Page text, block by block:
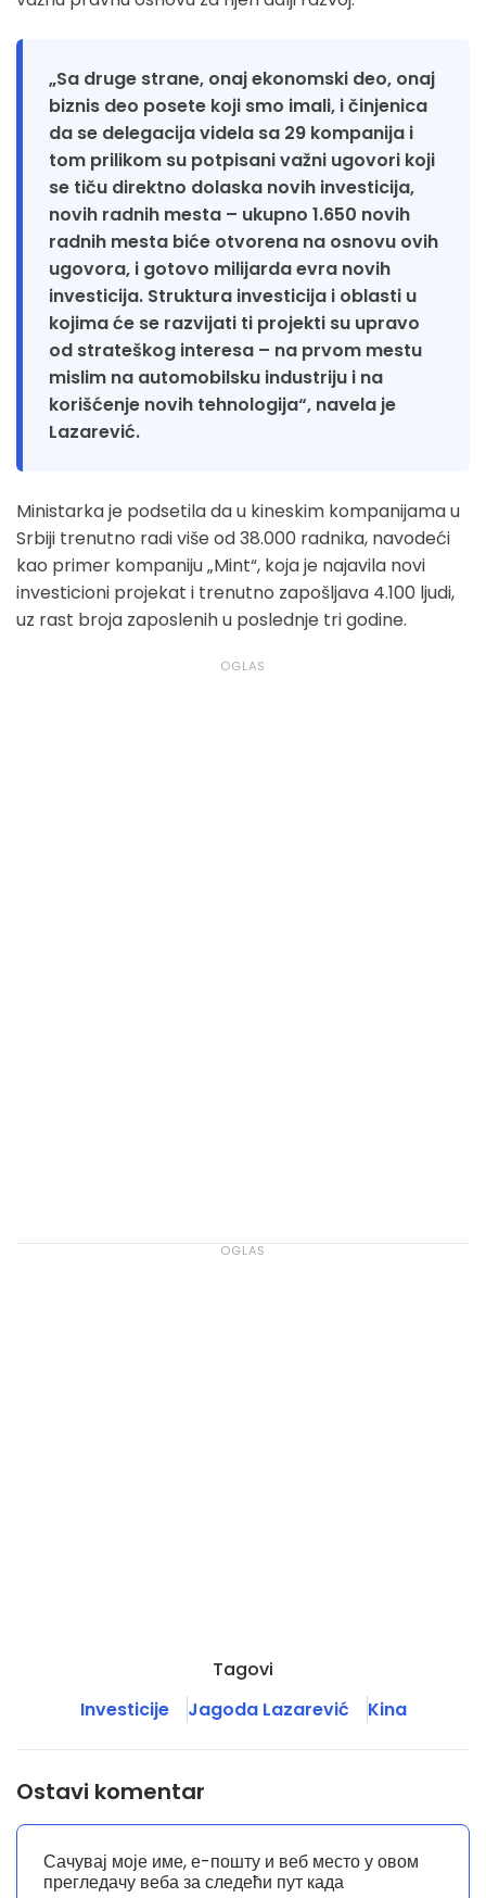
„Sa druge strane, onaj ekonomski deo, onaj
biznis deo posete koji smo imali, i činjenica
da se delegacija videla sa 29 kompanija i
tom prilikom su potpisani važni ugovori koji
se tiču direktno dolaska novih investicija,
novih radnih mesta – ukupno 1.650 novih
radnih mesta biće otvorena na osnovu ovih
ugovora, i gotovo milijarda evra novih
investicija. Struktura investicija i oblasti u
kojima će se razvijati ti projekti su upravo
od strateškog interesa – na prvom mestu
mislim na automobilsku industriju i na
korišćenje novih tehnologija“, navela je
Lazarević.
Ministarka je podsetila da u kineskim kompanijama u
Srbiji trenutno radi više od 38.000 radnika, navodeći
kao primer kompaniju „Mint“, koja je najavila novi
investicioni projekat i trenutno zapošljava 4.100 ljudi,
uz rast broja zaposlenih u poslednje tri godine.
Tagovi
Investicije
Jagoda Lazarević Kina
Ostavi komentar
Сачувај моје име, е-пошту и веб место у овом
прегледачу веба за следећи пут када